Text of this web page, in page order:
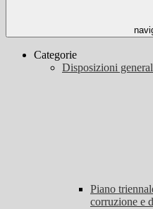
Categorie
Disposizioni
Piano
corruzione e